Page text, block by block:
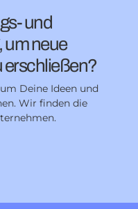
und
neue
erschließen?
Deine Ideen und
Wir finden die